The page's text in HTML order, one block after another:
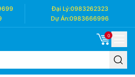
Đại Lý:0983262323
Dự Án:0983666996
0